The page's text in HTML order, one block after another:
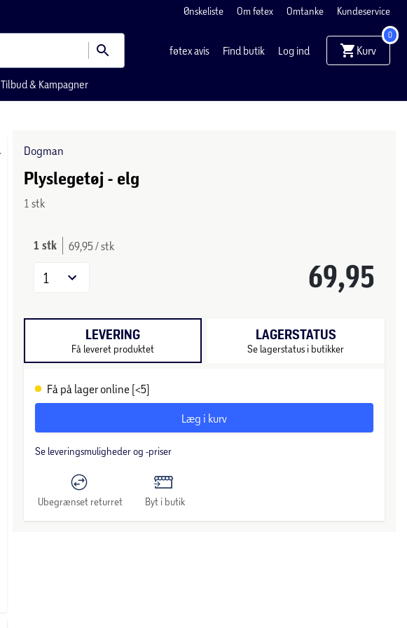
Ønskeliste Om føtex Omtanke Kundeservice
føtex avis Find butik Log ind Kurv
0
Tilbud & Kampagner
Dogman
Plyslegetøj - elg
1 stk
1 stk 69,95 / stk
69,95
1
LEVERING
Få leveret produktet
LAGERSTATUS
Se lagerstatus i butikker
Få på lager online (<5)
Læg i kurv
Se leveringsmuligheder og -priser
Ubegrænset returret Byt i butik